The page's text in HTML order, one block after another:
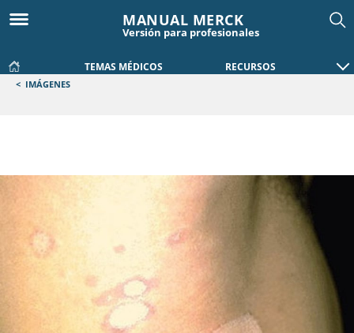
MANUAL MERCK
Versión para profesionales
TEMAS MÉDICOS RECURSOS
< IMÁGENES